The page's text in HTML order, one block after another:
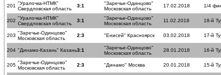
201 "Уралочка-НТМК"
Свердловская область
3:1
"Заречье-Одинцово"
Московская область
17.02.2018 1/4
202 "Уралочка-НТМК"
Свердловская область
3:1
"Заречье-Одинцово"
Московская область
11.02.2018 18-й
203 "Заречье-Одинцово"
Московская область
2:3 "Енисей" Красноярск 03.02.2018 17-й
204 "Динамо-Казань" Казань3:1
"Заречье-Одинцово"
Московская область
28.01.2018 16-й
205 "Заречье-Одинцово"
Московская область
2:3 "Динамо" Москва 20.01.2018 15-й